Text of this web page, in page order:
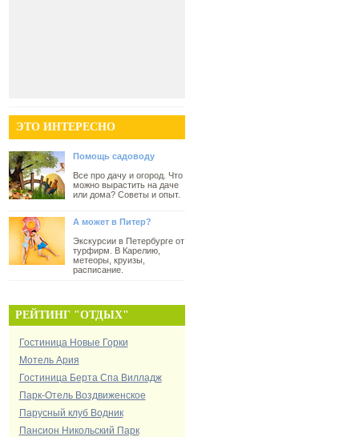
ЭТО ИНТЕРЕСНО
Помощь садоводу
Все про дачу и огород. Что
можно вырастить на даче
или дома? Советы и опыт.
А может в Питер?
Экскурсии в Петербурге от
турфирм. В Карелию,
метеоры, круизы,
расписание.
РЕЙТИНГ "ОТДЫХ"
Гостиница Новые Горки
Мотель Ария
Гостиница Берта Спа Вилладж
Парк-Отель Воздвиженское
Парусный клуб Водник
Пансион Никольский Парк